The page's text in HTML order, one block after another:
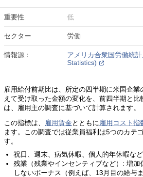
重要性 低
セクター 労働
情報源：
アメリカ合衆国労働統
Statistics)
雇用給付前期比は、所定の四半期に米国企業
えて受け取った金額の変化を、前四半期と
は、雇用主の調査に基づいて計算されます。
この指標は、
雇用賃金とともに 雇用コスト指
ます。この調査では従業員福利は5つのカテ
す。
祝日、週末、病気休暇、個人的年休暇な
残業（残業やインセンティブなど）: 増加
しないボーナス（例えば、13月目の給与